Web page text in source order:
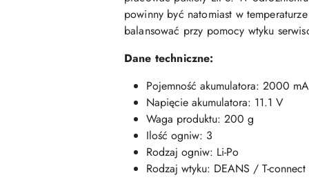
powinny być natomiast w
balansować przy pomocy wtyku
Dane techniczne:
Pojemność akumulatora: 2000
Napięcie akumulatora: 11.1 V
Waga produktu: 200 g
Ilość ogniw: 3
Rodzaj ogniw: Li-Po
Rodzaj wtyku: DEANS / T-connect